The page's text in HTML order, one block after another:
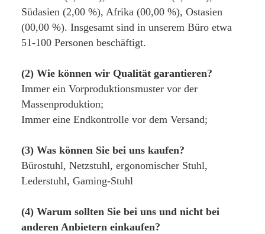
Südasien (2,00 %), Afrika (00,00 %), Ostasien
(00,00 %). Insgesamt sind in unserem Büro etwa
51-100 Personen beschäftigt.
(2) Wie können wir Qualität garantieren?
Immer ein Vorproduktionsmuster vor der
Massenproduktion;
Immer eine Endkontrolle vor dem Versand;
(3) Was können Sie bei uns kaufen?
Bürostuhl, Netzstuhl, ergonomischer Stuhl,
Lederstuhl, Gaming-Stuhl
(4) Warum sollten Sie bei uns und nicht bei
anderen Anbietern einkaufen?